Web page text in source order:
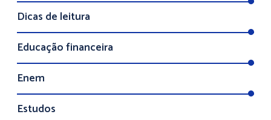
Dicas de leitura
Educação financeira
Enem
Estudos